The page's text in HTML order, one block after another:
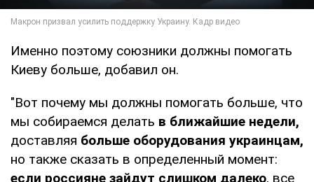
Именно поэтому союзники должны помогать
Киеву больше, добавил он.
"Вот почему мы должны помогать больше, что
мы собираемся делать в ближайшие недели,
доставляя больше оборудования украинцам,
но также сказать в определенный момент:
если россияне зайдут слишком далеко, все